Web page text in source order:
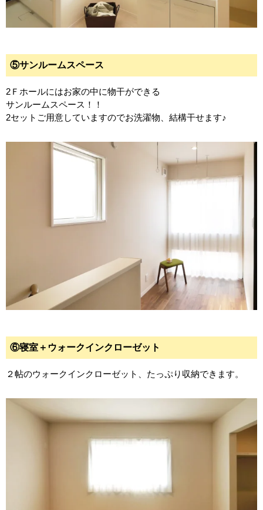
⑤サンルームスペース
2Ｆホールにはお家の中に物干ができる
サンルームスペース！！
2セットご用意していますのでお洗濯物、結構干せます♪
⑥寝室＋ウォークインクローゼット
２帖のウォークインクローゼット、たっぷり収納できます。